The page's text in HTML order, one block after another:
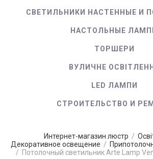
СВЕТИЛЬНИКИ НАСТЕННЫЕ И
НАСТОЛЬНЫЕ
ТОРШЕРИ
ВУЛИЧНЕ
LED ЛАМПИ
СТРОИТЕЛЬСТВО И
Интернет-магазин люстр /
Декоративное освещение /
/ Потолочный светильник Arte Lamp